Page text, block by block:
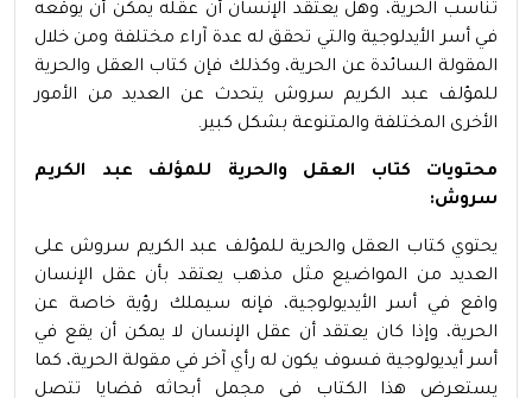
تناسب الحرية، وهل يعتقد الإنسان أن عقله يمكن أن يوقعه
في أسر الأيدلوجية والتي تحقق له عدة آراء مختلفة ومن خلال
المقولة السائدة عن الحرية، وكذلك فإن كتاب العقل والحرية
للمؤلف عبد الكريم سروش يتحدث عن العديد من الأمور
الأخرى المختلفة والمتنوعة بشكل كبير.
محتويات كتاب العقل والحرية للمؤلف عبد الكريم
سروش:
يحتوي كتاب العقل والحرية للمؤلف عبد الكريم سروش على
العديد من المواضيع مثل مذهب يعتقد بأن عقل الإنسان
واقع في أسر الأيديولوجية، فإنه سيملك رؤية خاصة عن
الحرية، وإذا كان يعتقد أن عقل الإنسان لا يمكن أن يقع في
أسر أيديولوجية فسوف يكون له رأي آخر في مقولة الحرية، كما
يستعرض هذا الكتاب في مجمل أبحاثه قضايا تتصل